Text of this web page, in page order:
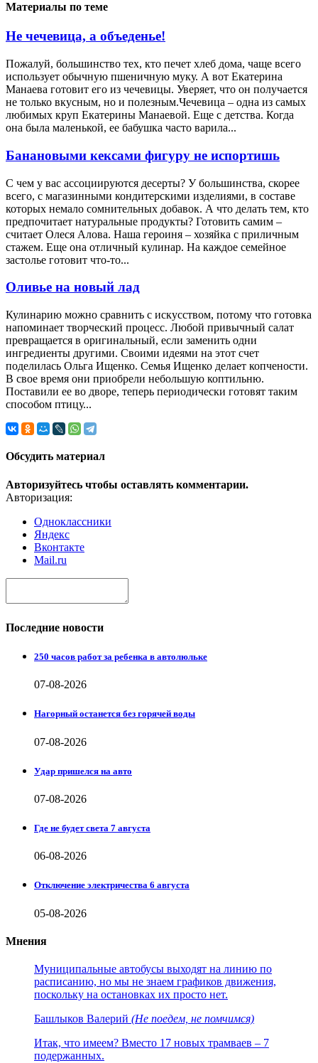
Материалы по теме
Не чечевица, а объеденье!
Пожалуй, большинство тех, кто печет хлеб дома, чаще всего
использует обычную пшеничную муку. А вот Екатерина
Манаева готовит его из чечевицы. Уверяет, что он получается
не только вкусным, но и полезным.Чечевица – одна из самых
любимых круп Екатерины Манаевой. Еще с детства. Когда
она была маленькой, ее бабушка часто варила...
Банановыми кексами фигуру не испортишь
С чем у вас ассоциируются десерты? У большинства, скорее
всего, с магазинными кондитерскими изделиями, в составе
которых немало сомнительных добавок. А что делать тем, кто
предпочитает натуральные продукты? Готовить самим –
считает Олеся Алова. Наша героиня – хозяйка с приличным
стажем. Еще она отличный кулинар. На каждое семейное
застолье готовит что-то...
Оливье на новый лад
Кулинарию можно сравнить с искусством, потому что готовка
напоминает творческий процесс. Любой привычный салат
превращается в оригинальный, если заменить одни
ингредиенты другими. Своими идеями на этот счет
поделилась Ольга Ищенко. Семья Ищенко делает копчености.
В свое время они приобрели небольшую коптильню.
Поставили ее во дворе, теперь периодически готовят таким
способом птицу...
Обсудить материал
Авторизуйтесь чтобы оставлять комментарии.
Авторизация:
Одноклассники
Яндекс
Вконтакте
Mail.ru
Последние новости
250 часов работ за ребенка в автолюльке
07-08-2026
Нагорный останется без горячей воды
07-08-2026
Удар пришелся на авто
07-08-2026
Где не будет света 7 августа
06-08-2026
Отключение электричества 6 августа
05-08-2026
Мнения
Муниципальные автобусы выходят на линию по
расписанию, но мы не знаем графиков движения,
поскольку на остановках их просто нет.
Башлыков Валерий (Не поедем, не помчимся)
Итак, что имеем? Вместо 17 новых трамваев – 7
подержанных.